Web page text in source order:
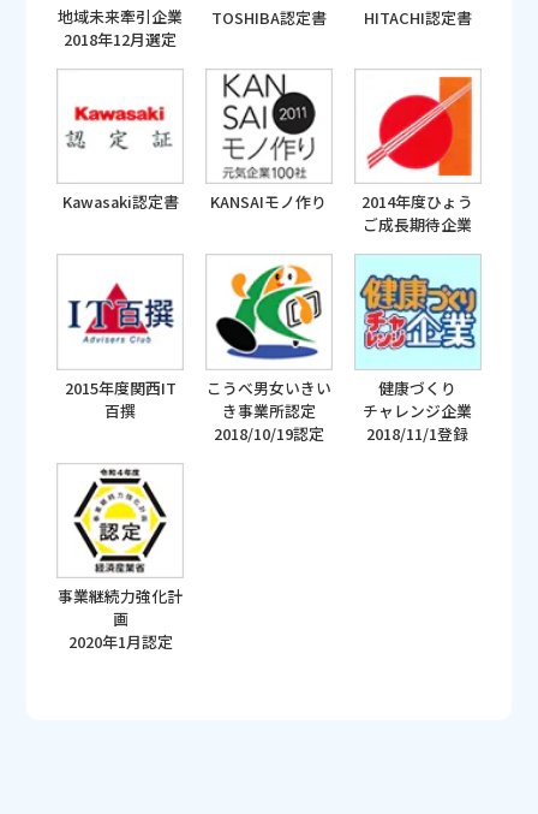
地域未来牽引企業
2018年12月選定
TOSHIBA認定書 HITACHI認定書
Kawasaki認定書 KANSAIモノ作り
2014年度ひょう
ご成長期待企業
2015年度関西IT
百撰
こうべ男女いきい
き事業所認定
2018/10/19認定
健康づくり
チャレンジ企業
2018/11/1登録
事業継続力強化計
画
2020年1月認定